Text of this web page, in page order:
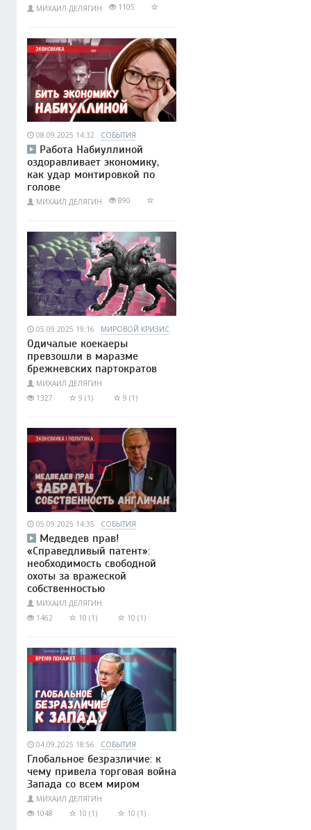
МИХАИЛ ДЕЛЯГИН 1105
08.09.2025 14:32 СОБЫТИЯ
Работа Набиуллиной
оздоравливает экономику,
как удар монтировкой по
голове
МИХАИЛ ДЕЛЯГИН 890
05.09.2025 19:16 МИРОВОЙ КРИЗИС
Одичалые коекаеры
превзошли в маразме
брежневских партократов
МИХАИЛ ДЕЛЯГИН
1327
9 (1) 9 (1)
05.09.2025 14:35 СОБЫТИЯ
Медведев прав!
«Справедливый патент»:
необходимость свободной
охоты за вражеской
собственностью
МИХАИЛ ДЕЛЯГИН
1462
10 (1) 10 (1)
04.09.2025 18:56 СОБЫТИЯ
Глобальное безразличие: к
чему привела торговая война
Запада со всем миром
МИХАИЛ ДЕЛЯГИН
1048
10 (1) 10 (1)